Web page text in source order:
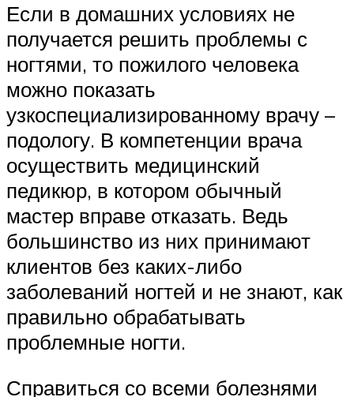
Если в домашних условиях не
получается решить проблемы с
ногтями, то пожилого человека
можно показать
узкоспециализированному врачу –
подологу. В компетенции врача
осуществить медицинский
педикюр, в котором обычный
мастер вправе отказать. Ведь
большинство из них принимают
клиентов без каких-либо
заболеваний ногтей и не знают, как
правильно обрабатывать
проблемные ногти.
Справиться со всеми болезнями